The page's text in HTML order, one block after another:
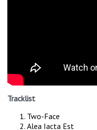
Tracklist
Two-Face
Alea Iacta Est